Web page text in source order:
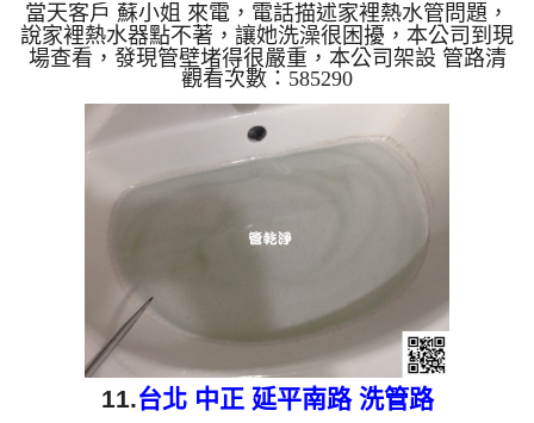
當天客戶 蘇小姐 來電，電話描述家裡熱水管問題，
說家裡熱水器點不著，讓她洗澡很困擾，本公司到現
場查看，發現管壁堵得很嚴重，本公司架設 管路清
洗機 ，開始 清洗水管 ，泡泡水一直從水龍頭流出，
很像泡沫紅茶，而且還有黃黃的顏色，如下圖及影
片，客戶 蘇小姐 看到才明白，原來管路裡面這麼嚴
重， 水管清洗 約兩個小時後，熱水器正常運行，蘇
小姐 能洗個舒服的熱水澡了。 清洗水管, 水管清洗,
洗水管, 熱水管堵塞, 熱水忽冷忽熱, 洗管路 ...
觀看次數：585290
11.台北 中正 延平南路 洗管路